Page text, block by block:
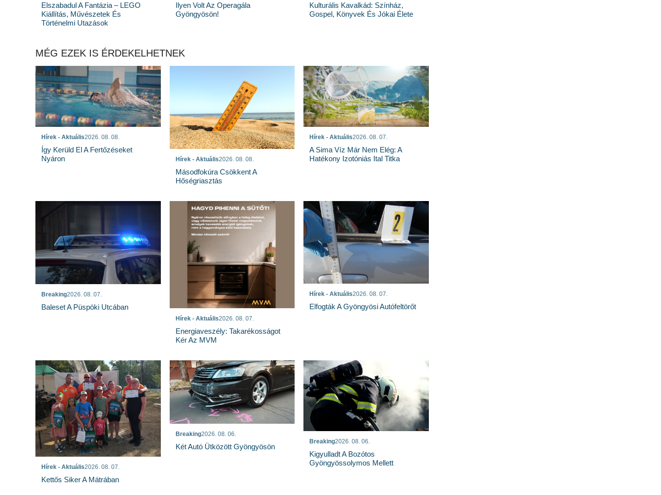
Elszabadul A Fantázia – LEGO
Kiállítás, Művészetek És
Történelmi Utazások
Ilyen Volt Az Operagála
Gyöngyösön!
Kulturális Kavalkád: Színház,
Gospel, Könyvek És Jókai Élete
MÉG EZEK IS ÉRDEKELHETNEK
Hírek - Aktuális2026. 08. 08.
Így Kerüld El A Fertőzéseket
Nyáron
Hírek - Aktuális2026. 08. 08.
Másodfokúra Csökkent A
Hőségriasztás
Hírek - Aktuális2026. 08. 07.
A Sima Víz Már Nem Elég: A
Hatékony Izotóniás Ital Titka
Breaking2026. 08. 07.
Baleset A Püspöki Utcában
Hírek - Aktuális2026. 08. 07.
Energiaveszély: Takarékosságot
Kér Az MVM
Hírek - Aktuális2026. 08. 07.
Elfogták A Gyöngyösi Autófeltörőt
Hírek - Aktuális2026. 08. 07.
Kettős Siker A Mátrában
Breaking2026. 08. 06.
Két Autó Ütközött Gyöngyösön
Breaking2026. 08. 06.
Kigyulladt A Bozótos
Gyöngyössolymos Mellett